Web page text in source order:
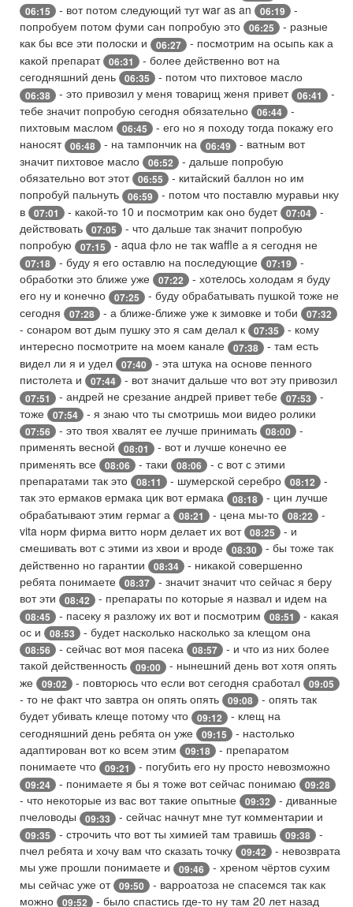
06:15 - вот потом следующий тут war as an 06:19
-
попробуем потом фуми сан попробую это
06:25
- разные
как бы все эти полоски и
06:27
- посмотрим на осыпь как а
какой препарат 06:31
- более действенно вот на
сегодняшний день
06:35 - потом что пихтовое масло
06:38 - это привозил у меня товарищ женя привет 06:41
-
тебе значит попробую сегодня обязательно
06:44
-
пихтовым маслом
06:45
- его но я походу тогда покажу его
наносят 06:48 - на тампончик на 06:49
- ватным вот
значит пихтовое масло
06:52
- дальше попробую
обязательно вот этот 06:55
- китайский баллон но им
попробуй пальнуть
06:59
- потом что поставлю муравьи нку
в
07:01 - какой-то 10 и посмотрим как оно будет 07:04
-
действовать
07:05
- что дальше так значит попробую
попробую
07:15 - aqua фло не так waffle а я сегодня не
07:18 - буду я его оставлю на последующие 07:19
-
обработки это ближе уже
07:22
- хoтeлocь холодам я буду
его ну и конечно
07:25
- буду обрабатывать пушкой тоже не
сегодня
07:28 - а ближе-ближе уже к зимовке и тоби 07:32
- сонаром вот дым пушку это я сам делал к 07:35
- кому
интересно посмотрите на моем канале
07:38
- там есть
видел ли я и удел
07:40
- эта штука на основе пенного
пистолета и
07:44 - вот значит дальше что вот эту привозил
07:51 - андрей не срезание андрей привет тебе 07:53
-
тоже
07:54 - я знаю что ты смотришь мои видео ролики
07:56 - это твоя хвалят ее лучше принимать 08:00
-
применять весной
08:01
- вот и лучше конечно ее
применять все
08:06 - таки 08:06
- с вот с этими
препаратами так это
08:11 - шумерской серебро 08:12
-
так это ермаков ермака цик вот ермака
08:18
- цин лучше
обрабатывают этим гермаг а
08:21 - цена мы-то 08:22
-
vita норм фирма витто норм делает их вот 08:25
- и
смешивать вот с этими из хвои и вроде
08:30
- бы тоже так
действенно но гарантии
08:34
- никакой совершенно
ребята понимаете
08:37
- значит значит что сейчас я беру
вот эти
08:42 - препараты по которые я назвал и идем на
08:45 - пасеку я разложу их вот и посмотрим 08:51
- какая
ос и
08:53 - будет насколько насколько за клещом она
08:56 - сейчас вот моя пасека 08:57
- и что из них более
такой действенность
09:00
- нынешний день вот хотя опять
же
09:02 - повторюсь что если вот сегодня сработал 09:05
- то не факт что завтра он опять опять 09:08
- опять так
будет убивать клеще потому что
09:12
- клещ на
сегодняшний день ребята он уже
09:15
- настолько
адаптирован вот ко всем этим
09:18
- препаратом
понимаете что
09:21 - погубить его ну просто невозможно
09:24 - понимаете я бы я тоже вот сейчас понимаю 09:28
- что некоторые из вас вот такие опытные 09:32
- диванные
пчеловоды
09:33 - сейчас начнут мне тут комментарии и
09:35 - строчить что вот ты химией там травишь 09:38
-
пчел ребята и хочу вам что сказать точку
09:42
- невозврата
мы уже прошли понимаете и
09:46
- хреном чёртов сухим
мы сейчас уже от 09:50
- варроатоза не спасемся так как
можно
09:52 - было спастись где-то ну там 20 лет назад